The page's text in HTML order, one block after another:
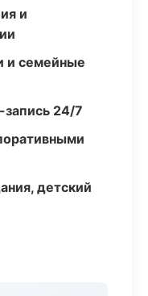
и
и семейные
запись 24/7
детский